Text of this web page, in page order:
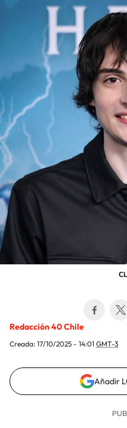
Redacción 40 Chile
Creada: 17/10/2025 - 14:01 GMT-3
Añadir